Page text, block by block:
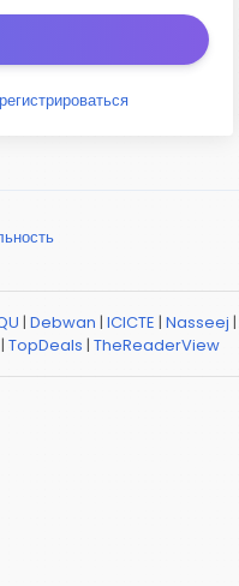
| Debwan | ICICTE | Nasseej |
| TopDeals | TheReaderView